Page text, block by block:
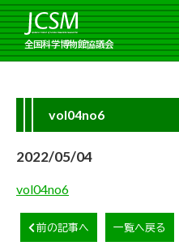
全国科学博物館協議会
vol04no6
2022/05/04
vol04no6
前の記事へ 一覧へ戻る